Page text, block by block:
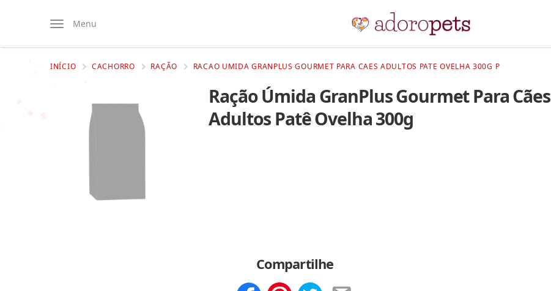
Menu
INÍCIO CACHORRO RAÇÃO RACAO UMIDA GRANPLUS GOURMET PARA CAES ADULTOS PATE OVELHA 300G P
Ração Úmida GranPlus Gourmet Para Cães
Adultos Patê Ovelha 300g
Compartilhe